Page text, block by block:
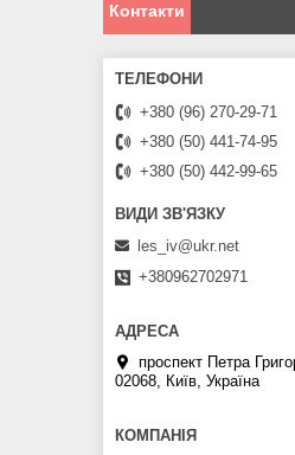
Контакти
+380 (96) 270-29-71
+380 (50) 441-74-95
+380 (50) 442-99-65
les_iv@ukr.net
+380962702971
проспект Петра
02068, Київ, Україна